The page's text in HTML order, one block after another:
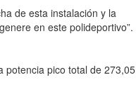
de esta instalación y la
en este polideportivo”.
potencia pico total de 273,05